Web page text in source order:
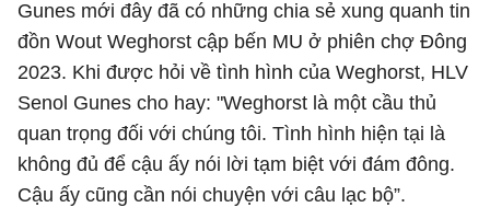
Gunes mới đây đã có những chia sẻ xung quanh tin
đồn Wout Weghorst cập bến MU ở phiên chợ Đông
2023. Khi được hỏi về tình hình của Weghorst, HLV
Senol Gunes cho hay: "Weghorst là một cầu thủ
quan trọng đối với chúng tôi. Tình hình hiện tại là
không đủ để cậu ấy nói lời tạm biệt với đám đông.
Cậu ấy cũng cần nói chuyện với câu lạc bộ”.